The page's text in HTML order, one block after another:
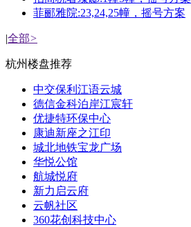
菲郦雅院:23,24,25幢，摇号方案
|全部>
杭州楼盘推荐
中交保利江语云城
德信金科泊岸江宸轩
优捷特环保中心
康迪新座之江印
城北地铁宝龙广场
华悦公馆
航城悦府
新力启云府
云帆社区
360花创科技中心